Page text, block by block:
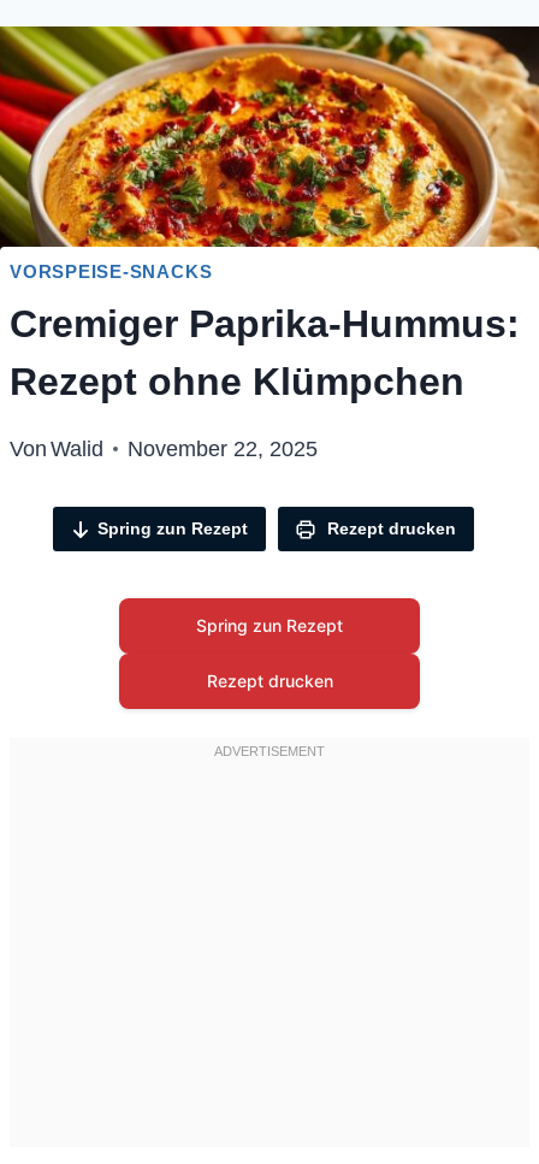
VORSPEISE-SNACKS
Cremiger Paprika-Hummus:
Rezept ohne Klümpchen
Von Walid November 22, 2025
Spring zun Rezept Rezept drucken
Spring zun Rezept
Rezept drucken